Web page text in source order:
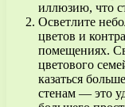
иллюзию, что
Осветлите
цветов и
помещениях.
цветового
казаться
стенам — это